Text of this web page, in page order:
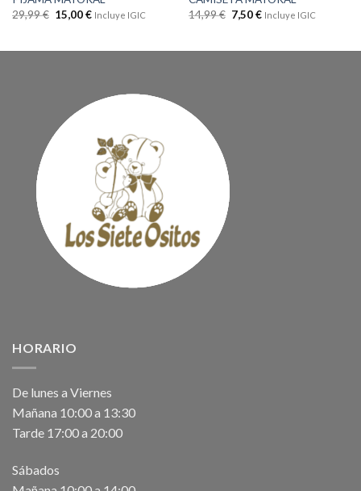
29,99€ 15,00€ Incluye IGIC
14,99€ 7,50€ Incluye IGIC
HORARIO
De lunes a Viernes
Mañana 10:00 a 13:30
Tarde 17:00 a 20:00
Sábados